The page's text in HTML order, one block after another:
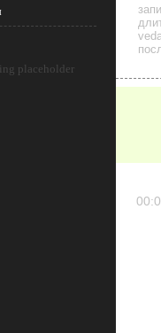
placeholder